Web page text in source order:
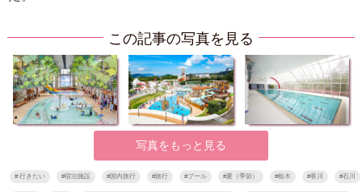
この記事の写真を見る
写真をもっと見る
#行きたい #宿泊施設 #国内旅行 #旅行 #プール #夏（季節） #栃木 #香川 #石川